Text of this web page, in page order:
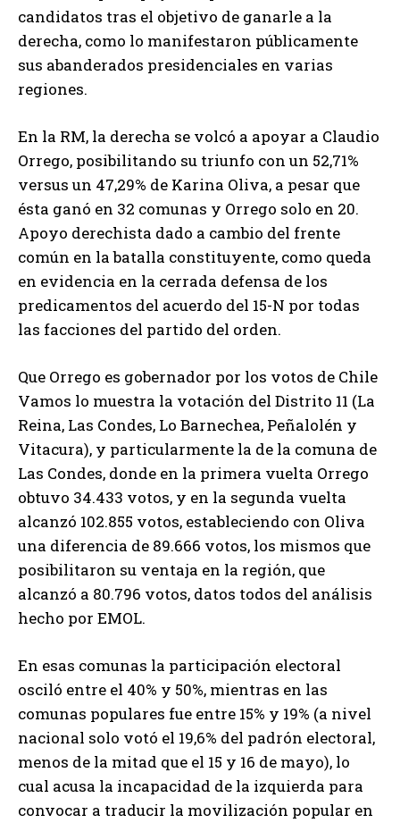
candidatos tras el objetivo de ganarle a la
derecha, como lo manifestaron públicamente
sus abanderados presidenciales en varias
regiones.
En la RM, la derecha se volcó a apoyar a Claudio
Orrego, posibilitando su triunfo con un 52,71%
versus un 47,29% de Karina Oliva, a pesar que
ésta ganó en 32 comunas y Orrego solo en 20.
Apoyo derechista dado a cambio del frente
común en la batalla constituyente, como queda
en evidencia en la cerrada defensa de los
predicamentos del acuerdo del 15-N por todas
las facciones del partido del orden.
Que Orrego es gobernador por los votos de Chile
Vamos lo muestra la votación del Distrito 11 (La
Reina, Las Condes, Lo Barnechea, Peñalolén y
Vitacura), y particularmente la de la comuna de
Las Condes, donde en la primera vuelta Orrego
obtuvo 34.433 votos, y en la segunda vuelta
alcanzó 102.855 votos, estableciendo con Oliva
una diferencia de 89.666 votos, los mismos que
posibilitaron su ventaja en la región, que
alcanzó a 80.796 votos, datos todos del análisis
hecho por EMOL.
En esas comunas la participación electoral
osciló entre el 40% y 50%, mientras en las
comunas populares fue entre 15% y 19% (a nivel
nacional solo votó el 19,6% del padrón electoral,
menos de la mitad que el 15 y 16 de mayo), lo
cual acusa la incapacidad de la izquierda para
convocar a traducir la movilización popular en